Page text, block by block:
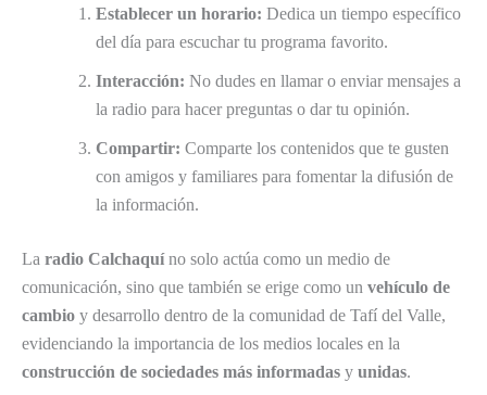
Establecer un horario: Dedica un tiempo específico
del día para escuchar tu programa favorito.
Interacción: No dudes en llamar o enviar mensajes a
la radio para hacer preguntas o dar tu opinión.
Compartir: Comparte los contenidos que te gusten
con amigos y familiares para fomentar la difusión de
la información.
La radio Calchaquíno solo actúa como un medio de
comunicación, sino que también se erige como un vehículo de
cambio y desarrollo dentro de la comunidad de Tafí del Valle,
evidenciando la importancia de los medios locales en la
construcción de sociedades más informadas y unidas.